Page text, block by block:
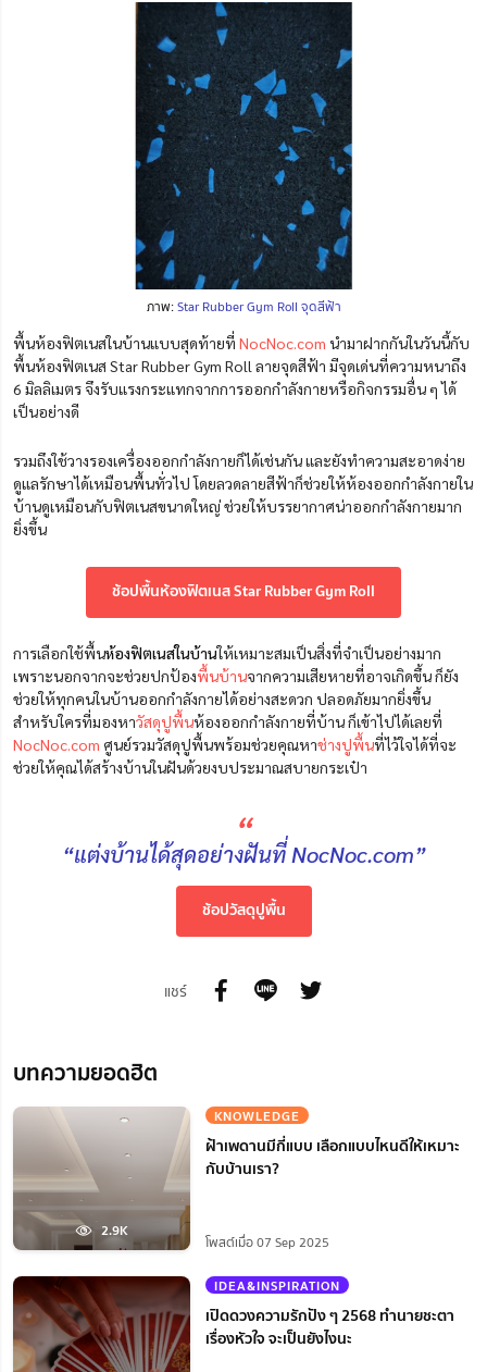
ภาพ:Star Rubber Gym Roll จุดสีฟ้า
พื้นห้องฟิตเนสในบ้านแบบสุดท้ายที่ NocNoc.com นำมาฝากกันในวันนี้กับ
พื้นห้องฟิตเนส Star Rubber Gym Roll ลายจุดสีฟ้า มีจุดเด่นที่ความหนาถึง
6 มิลลิเมตร จึงรับแรงกระแทกจากการออกกำลังกายหรือกิจกรรมอื่น ๆ ได้
เป็นอย่างดี
รวมถึงใช้วางรองเครื่องออกกำลังกายก็ได้เช่นกัน และยังทำความสะอาดง่าย
ดูแลรักษาได้เหมือนพื้นทั่วไป โดยลวดลายสีฟ้าก็ช่วยให้ห้องออกกำลังกายใน
บ้านดูเหมือนกับฟิตเนสขนาดใหญ่ ช่วยให้บรรยากาศน่าออกกำลังกายมาก
ยิ่งขึ้น
ช้อปพื้นห้องฟิตเนส Star Rubber Gym Roll
การเลือกใช้พื้นห้องฟิตเนสในบ้านให้เหมาะสมเป็นสิ่งที่จำเป็นอย่างมาก
เพราะนอกจากจะช่วยปกป้องพื้นบ้านจากความเสียหายที่อาจเกิดขึ้น ก็ยัง
ช่วยให้ทุกคนในบ้านออกกำลังกายได้อย่างสะดวก ปลอดภัยมากยิ่งขึ้น
สำหรับใครที่มองหาวัสดุปูพื้นห้องออกกำลังกายที่บ้าน ก็เข้าไปได้เลยที่
NocNoc.com ศูนย์รวมวัสดุปูพื้นพร้อมช่วยคุณหาช่างปูพื้นที่ไว้ใจได้ที่จะ
ช่วยให้คุณได้สร้างบ้านในฝันด้วยงบประมาณสบายกระเป๋า
“
“แต่งบ้านได้สุดอย่างฝันที่ NocNoc.com”
ช้อปวัสดุปูพื้น
แชร์
บทความยอดฮิต
2.9K
KNOWLEDGE
ฝ้าเพดานมีกี่แบบ เลือกแบบไหนดีให้เหมาะ
กับบ้านเรา?
โพสต์เมื่อ 07 Sep 2025
IDEA&INSPIRATION
เปิดดวงความรักปัง ๆ 2568 ทำนายชะตา
เรื่องหัวใจ จะเป็นยังไงนะ